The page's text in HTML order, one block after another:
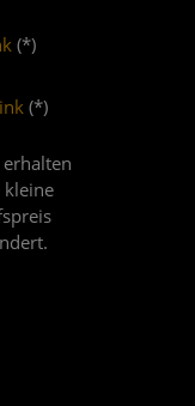
(*)
(*)